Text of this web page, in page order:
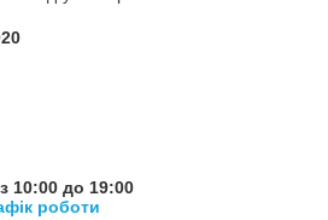
10:00 до 19:00
роботи